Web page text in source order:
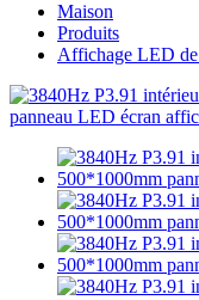
Maison
Produits
Affichage LED